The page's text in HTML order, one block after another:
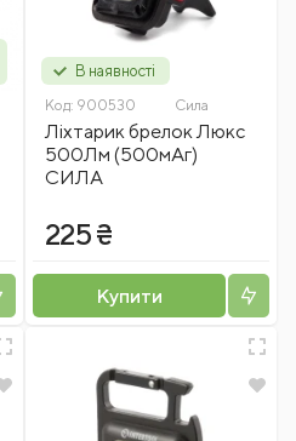
В наявності
Код: 900530 Сила
Ліхтарик брелок Люкс
500Лм (500мАг)
СИЛА
225 ₴
Купити